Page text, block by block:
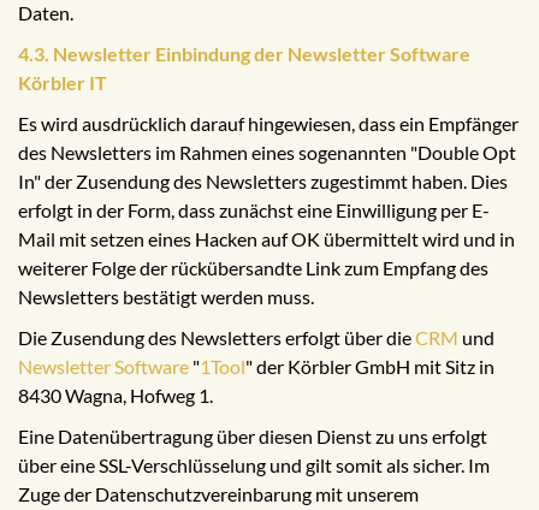
Daten.
4.3. Newsletter Einbindung der Newsletter Software
Körbler IT
Es wird ausdrücklich darauf hingewiesen, dass ein Empfänger
des Newsletters im Rahmen eines sogenannten "Double Opt
In" der Zusendung des Newsletters zugestimmt haben. Dies
erfolgt in der Form, dass zunächst eine Einwilligung per E-
Mail mit setzen eines Hacken auf OK übermittelt wird und in
weiterer Folge der rückübersandte Link zum Empfang des
Newsletters bestätigt werden muss.
Die Zusendung des Newsletters erfolgt über dieCRM und
Newsletter Software "1Tool" der Körbler GmbH mit Sitz in
8430 Wagna, Hofweg 1.
Eine Datenübertragung über diesen Dienst zu uns erfolgt
über eine SSL-Verschlüsselung und gilt somit als sicher. Im
Zuge der Datenschutzvereinbarung mit unserem